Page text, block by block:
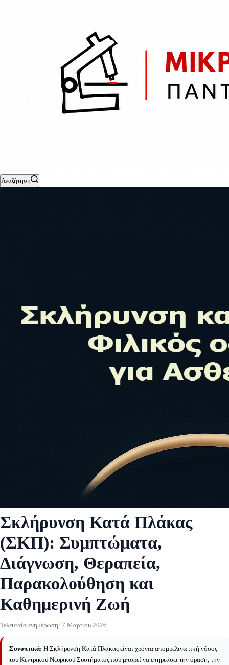
Αναζήτηση
Σκλήρυνση Κατά Πλάκας
(ΣΚΠ): Συμπτώματα,
Διάγνωση, Θεραπεία,
Παρακολούθηση και
Καθημερινή Ζωή
Τελευταία ενημέρωση: 7 Μαρτίου 2026
Συνοπτικά: Η Σκλήρυνση Κατά Πλάκας είναι χρόνια απομυελινωτική νόσος
του Κεντρικού Νευρικού Συστήματος που μπορεί να επηρεάσει την όραση, την